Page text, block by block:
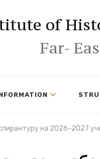
of
Far-
на 2026–2027